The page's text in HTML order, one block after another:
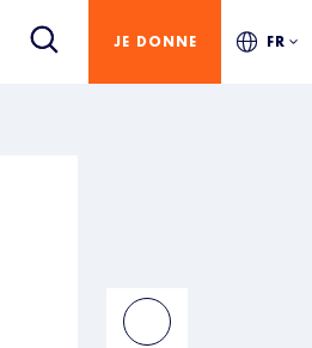
JE DONNE FR